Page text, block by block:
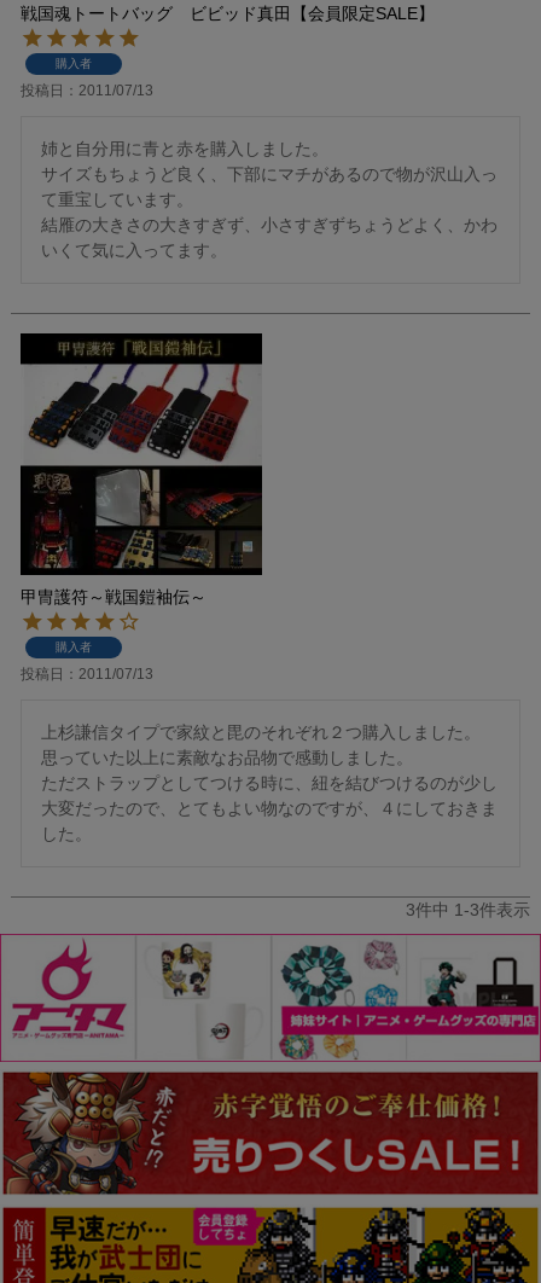
戦国魂トートバッグ ビビッド真田【会員限定SALE】
購入者
投稿日 2011/07/13
姉と自分用に青と赤を購入しました。
サイズもちょうど良く、下部にマチがあるので物が沢山入っ
て重宝しています。
結雁の大きさの大きすぎず、小さすぎずちょうどよく、かわ
いくて気に入ってます。
甲冑護符～戦国鎧袖伝～
購入者
投稿日 2011/07/13
上杉謙信タイプで家紋と毘のそれぞれ２つ購入しました。
思っていた以上に素敵なお品物で感動しました。
ただストラップとしてつける時に、紐を結びつけるのが少し
大変だったので、とてもよい物なのですが、４にしておきま
した。
3件中 1-3件表示